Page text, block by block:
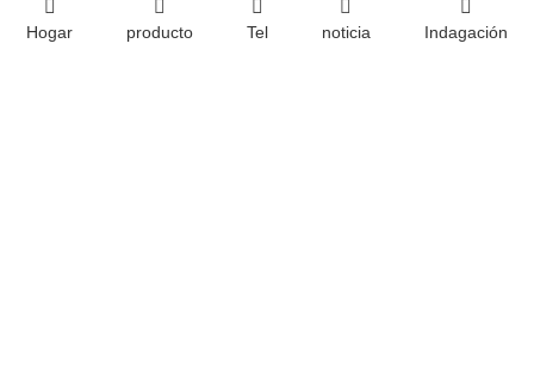
Cómo afecta la maquinabilidad al costo del mecanizado del acero
Hogar producto Tel noticia Indagación